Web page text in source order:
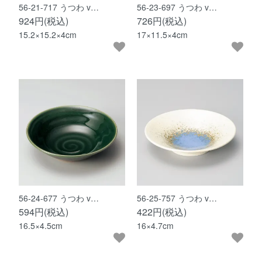
56-21-717 うつわ v…
924円(税込)
15.2×15.2×4cm
56-23-697 うつわ v…
726円(税込)
17×11.5×4cm
56-24-677 うつわ v…
594円(税込)
16.5×4.5cm
56-25-757 うつわ v…
422円(税込)
16×4.7cm